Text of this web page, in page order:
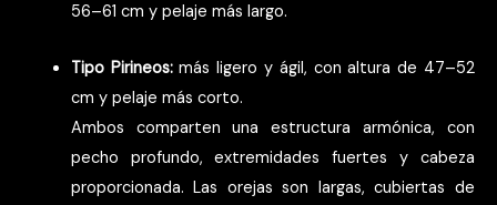
56–61 cm y pelaje más largo.
Tipo Pirineos:más ligero y ágil, con altura de 47–52
cm y pelaje más corto.
Ambos comparten una estructura armónica, con
pecho profundo, extremidades fuertes y cabeza
proporcionada. Las orejas son largas, cubiertas de